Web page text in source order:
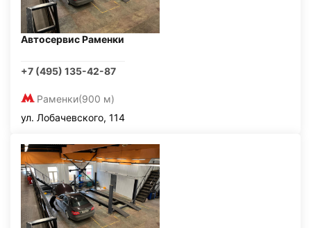
Автосервис Раменки
+7 (495) 135-42-87
Раменки(900 м)
ул. Лобачевского, 114